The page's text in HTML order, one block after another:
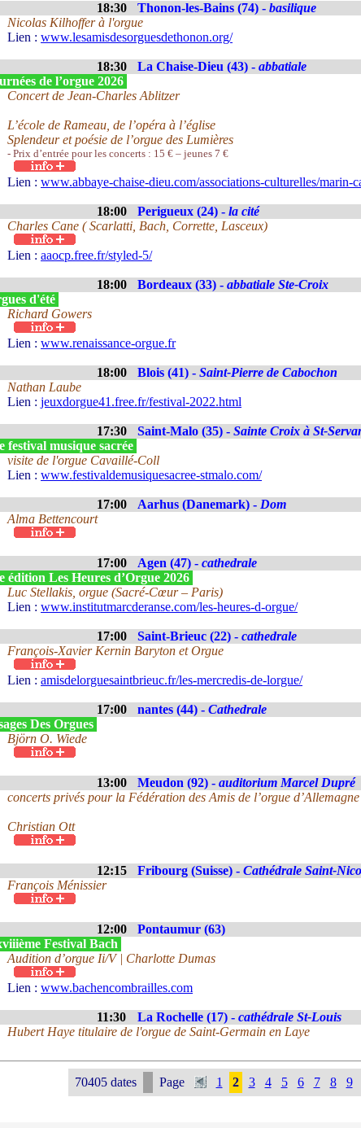
18:30 Thonon-les-Bains (74) - basilique
Nicolas Kilhoffer à l'orgue
Lien : www.lesamisdesorguesdethonon.org/
18:30 La Chaise-Dieu (43) - abbatiale
de l’orgue 2026
Concert de Jean-Charles Ablitzer
L’école de Rameau, de l’opéra à l’église
Splendeur et poésie de l’orgue des Lumières
- Prix d’entrée pour les concerts : 15 € – jeunes 7 €
Lien : www.abbaye-chaise-dieu.com/associations-culturelles/marin-
18:00 Perigueux (24) - la cité
Charles Cane ( Scarlatti, Bach, Corrette, Lasceux)
Lien : aaocp.free.fr/styled-5/
18:00 Bordeaux (33) - abbatiale Ste-Croix
d'été
Richard Gowers
Lien : www.renaissance-orgue.fr
18:00 Blois (41) - Saint-Pierre de Cabochon
Nathan Laube
Lien : jeuxdorgue41.free.fr/festival-2022.html
17:30 Saint-Malo (35) - Sainte Croix à St-
festival musique sacrée
visite de l'orgue Cavaillé-Coll
Lien : www.festivaldemusiquesacree-stmalo.com/
17:00 Aarhus (Danemark) - Dom
Alma Bettencourt
17:00 Agen (47) - cathedrale
édition Les Heures d’Orgue 2026
Luc Stellakis, orgue (Sacré-Cœur – Paris)
Lien : www.institutmarcderanse.com/les-heures-d-orgue/
17:00 Saint-Brieuc (22) - cathedrale
François-Xavier Kernin Baryton et Orgue
Lien : amisdelorguesaintbrieuc.fr/les-mercredis-de-lorgue/
17:00 nantes (44) - Cathedrale
Des Orgues
Björn O. Wiede
13:00 Meudon (92) - auditorium Marcel Dupré
concerts privés pour la Fédération des Amis de l’orgue
Christian Ott
12:15 Fribourg (Suisse) - Cathédrale Saint-
François Ménissier
12:00 Pontaumur (63)
Festival Bach
Audition d’orgue Ii/V | Charlotte Dumas
Lien : www.bachencombrailles.com
11:30 La Rochelle (17) - cathédrale St-Louis
Hubert Haye titulaire de l'orgue de Saint-Germain en Laye
70405 dates Page 1 2 3 4 5 6 7 8 9